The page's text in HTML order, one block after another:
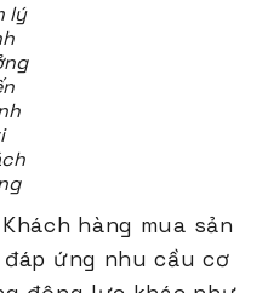
lý
Khách hàng mua sản
ứng nhu cầu cơ